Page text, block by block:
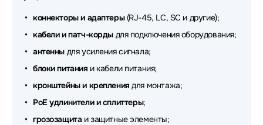
Аксессуары для сетевого оборудования Planet
Аксессуары для сетевого оборудования OSNOVO
Аксессуары для сетевого оборудования Origo
Аксессуары для сетевого оборудования
коннекторы и адаптеры(RJ-45, LC, SC и другие);
кабели и патч-корды для подключения оборудования;
антенны для усиления сигнала;
блоки питания и кабели питания;
кронштейны и крепления для монтажа;
PoE удлинители и сплиттеры;
грозозащита и защитные элементы;